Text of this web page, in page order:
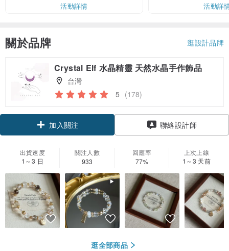
活動詳情
活動詳
關於品牌 逛設計品牌
Crystal Elf 水晶精靈 天然水晶手作飾品
台灣
5 (178)
加入關注 聯絡設計師
出貨速度
1～3 日
關注人數
933
回應率
77%
上次上線
1～3 天前
逛全部商品